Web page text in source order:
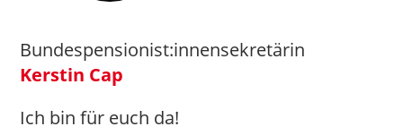
Bundespensionist:innensekretärin
Kerstin Cap
Ich bin für euch da!